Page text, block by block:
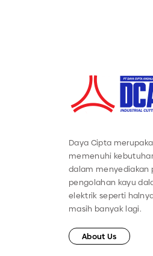
Daya Cipta
memenuhi
dalam menyediakan
pengolahan kayu
elektrik seperti
masih banyak lagi.
About Us